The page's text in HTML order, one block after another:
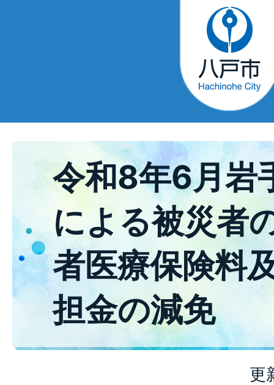
令和8年6月岩
による被災者
者医療保険料
担金の減免
更